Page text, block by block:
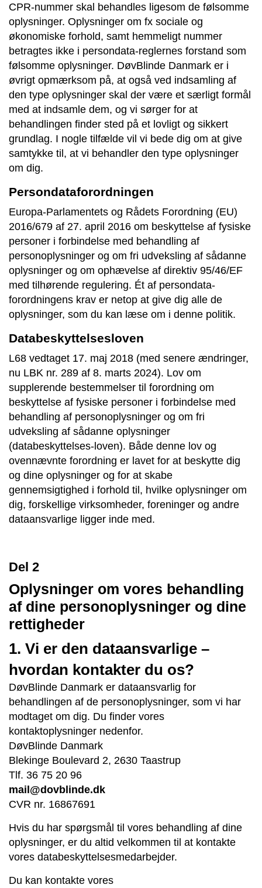
CPR-nummer skal behandles ligesom de følsomme
oplysninger. Oplysninger om fx sociale og
økonomiske forhold, samt hemmeligt nummer
betragtes ikke i persondata-reglernes forstand som
følsomme oplysninger. DøvBlinde Danmark er i
øvrigt opmærksom på, at også ved indsamling af
den type oplysninger skal der være et særligt formål
med at indsamle dem, og vi sørger for at
behandlingen finder sted på et lovligt og sikkert
grundlag. I nogle tilfælde vil vi bede dig om at give
samtykke til, at vi behandler den type oplysninger
om dig.
Persondataforordningen
Europa-Parlamentets og Rådets Forordning (EU)
2016/679 af 27. april 2016 om beskyttelse af fysiske
personer i forbindelse med behandling af
personoplysninger og om fri udveksling af sådanne
oplysninger og om ophævelse af direktiv 95/46/EF
med tilhørende regulering. Ét af persondata-
forordningens krav er netop at give dig alle de
oplysninger, som du kan læse om i denne politik.
Databeskyttelsesloven
L68 vedtaget 17. maj 2018 (med senere ændringer,
nu LBK nr. 289 af 8. marts 2024). Lov om
supplerende bestemmelser til forordning om
beskyttelse af fysiske personer i forbindelse med
behandling af personoplysninger og om fri
udveksling af sådanne oplysninger
(databeskyttelses-loven). Både denne lov og
ovennævnte forordning er lavet for at beskytte dig
og dine oplysninger og for at skabe
gennemsigtighed i forhold til, hvilke oplysninger om
dig, forskellige virksomheder, foreninger og andre
dataansvarlige ligger inde med.
Del 2
Oplysninger om vores behandling
af dine personoplysninger og dine
rettigheder
1. Vi er den dataansvarlige –
hvordan kontakter du os?
DøvBlinde Danmark er dataansvarlig for
behandlingen af de personoplysninger, som vi har
modtaget om dig. Du finder vores
kontaktoplysninger nedenfor.
DøvBlinde Danmark
Blekinge Boulevard 2, 2630 Taastrup
Tlf. 36 75 20 96
mail@dovblinde.dk
CVR nr. 16867691
Hvis du har spørgsmål til vores behandling af dine
oplysninger, er du altid velkommen til at kontakte
vores databeskyttelsesmedarbejder.
Du kan kontakte vores